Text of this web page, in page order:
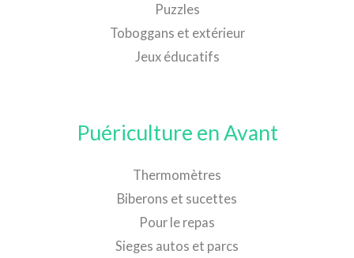
Puzzles
Toboggans et extérieur
Jeux éducatifs
Puériculture en Avant
Thermomètres
Biberons et sucettes
Pour le repas
Sieges autos et parcs